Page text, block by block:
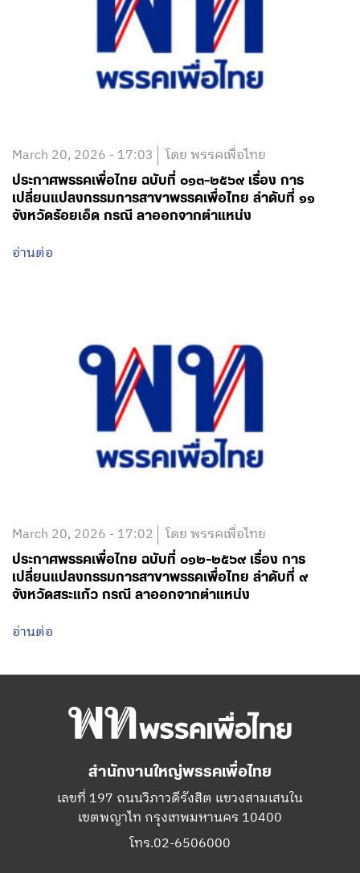
March 20, 2026 - 17:03 โดย พรรคเพื่อไทย
ประกาศพรรคเพื่อไทย ฉบับที่ ๐๑๓-๒๕๖๙ เรื่อง การ
เปลี่ยนแปลงกรรมการสาขาพรรคเพื่อไทย ลำดับที่ ๑๑
จังหวัดร้อยเอ็ด กรณี ลาออกจากตำแหน่ง
อ่านต่อ
March 20, 2026 - 17:02 โดย พรรคเพื่อไทย
ประกาศพรรคเพื่อไทย ฉบับที่ ๐๑๒-๒๕๖๙ เรื่อง การ
เปลี่ยนแปลงกรรมการสาขาพรรคเพื่อไทย ลำดับที่ ๙
จังหวัดสระแก้ว กรณี ลาออกจากตำแหน่ง
อ่านต่อ
สำนักงานใหญ่พรรคเพื่อไทย
เลขที่ 197 ถนนวิภาวดีรังสิต แขวงสามเสนใน
เขตพญาไท กรุงเทพมหานคร 10400
โทร.02-6506000